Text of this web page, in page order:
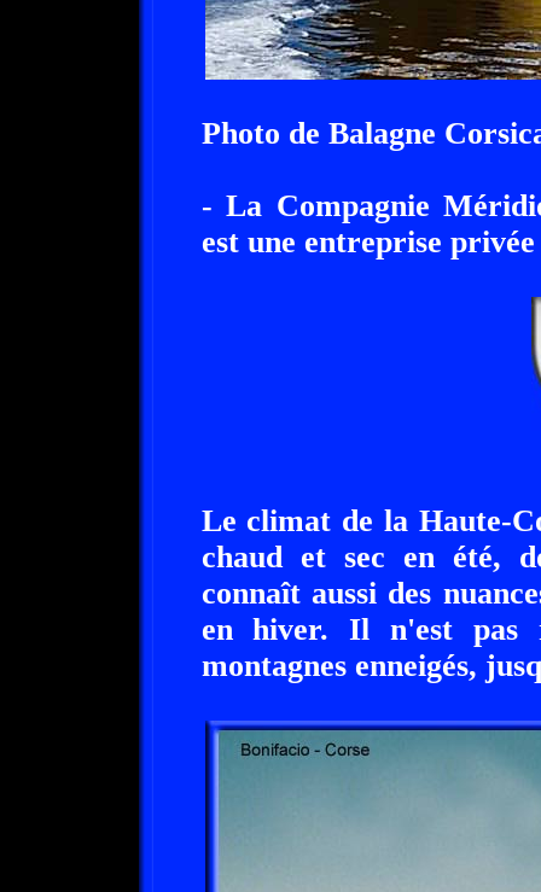
Photo de Balagne
- La Compagnie
est une entreprise
Le climat de la Haute-
chaud et sec en été,
connaît aussi des
en hiver. Il n'est pas
montagnes enneigés,